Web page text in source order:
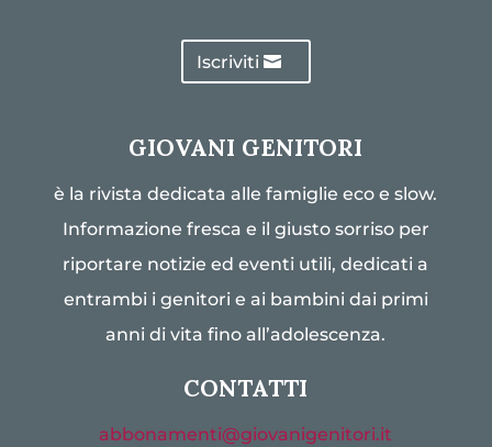
Iscriviti
GIOVANI GENITORI
è la rivista dedicata alle famiglie eco e slow.
Informazione fresca e il giusto sorriso per
riportare notizie ed eventi utili, dedicati a
entrambi i genitori e ai bambini dai primi
anni di vita fino all’adolescenza.
CONTATTI
abbonamenti@giovanigenitori.it